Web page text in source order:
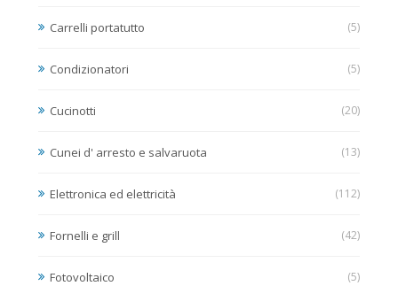
Carrelli portatutto (5)
Condizionatori (5)
Cucinotti (20)
Cunei d' arresto e salvaruota (13)
Elettronica ed elettricità (112)
Fornelli e grill (42)
Fotovoltaico (5)